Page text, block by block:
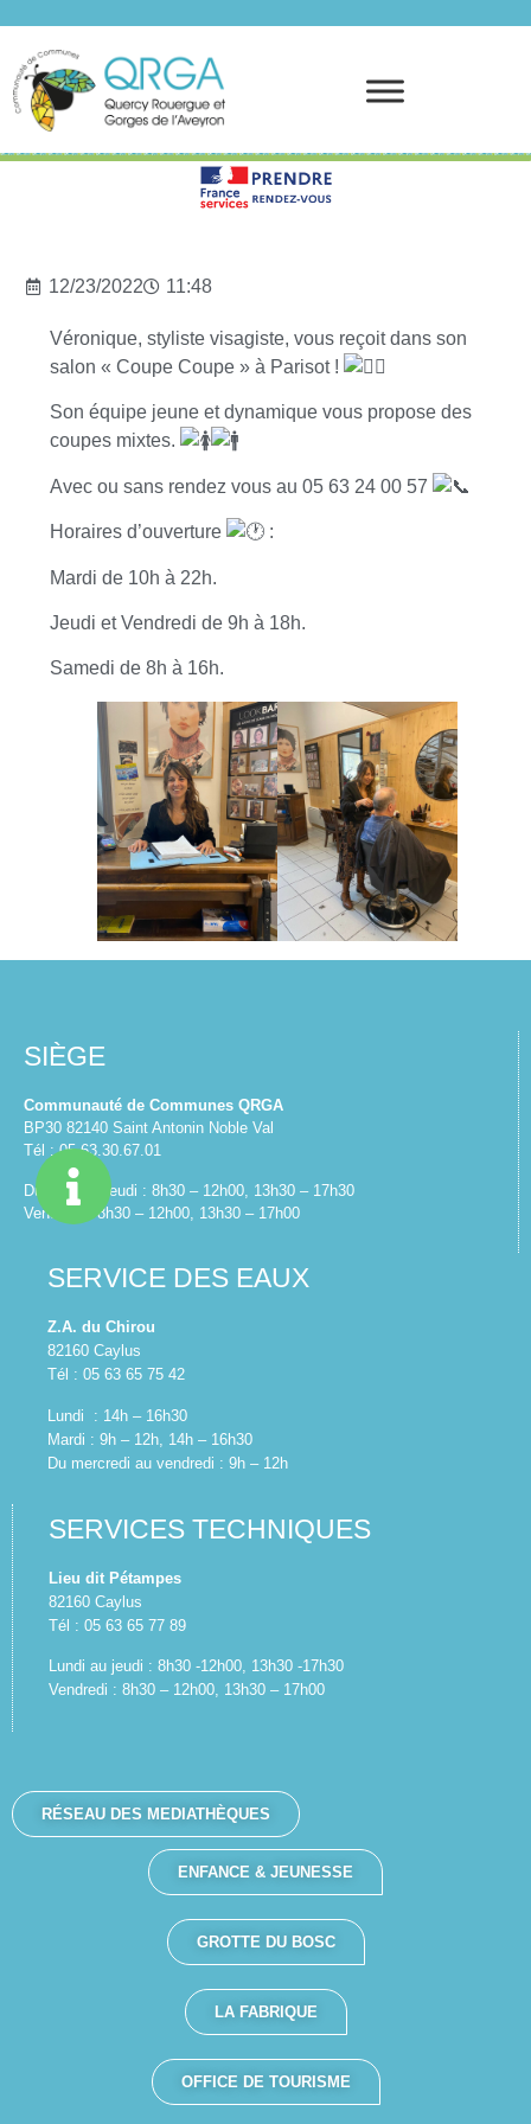
12/23/2022 11:48
Véronique, styliste visagiste, vous reçoit dans son
salon « Coupe Coupe » à Parisot !
Son équipe jeune et dynamique vous propose des
coupes mixtes.
Avecou sans rendez vous au 05 63 24 00 57
Horaires d’ouverture :
Mardi de 10h à 22h.
Jeudi et Vendredi de 9h à 18h.
Samedi de 8h à 16h.
SIÈGE
Communauté de Communes QRGA
BP30 82140 Saint Antonin Noble Val
Tél : 05.63.30.67.01
Du lundi au jeudi : 8h30 – 12h00, 13h30 – 17h30
Vendredi : 8h30 – 12h00, 13h30 – 17h00
SERVICE DES EAUX
Z.A. du Chirou
82160 Caylus
Tél : 05 63 65 75 42
Lundi : 14h – 16h30
Mardi : 9h – 12h, 14h – 16h30
Du mercredi au vendredi : 9h – 12h
SERVICES TECHNIQUES
Lieu dit Pétampes
82160 Caylus
Tél : 05 63 65 77 89
Lundi au jeudi : 8h30 -12h00, 13h30 -17h30
Vendredi : 8h30 – 12h00, 13h30 – 17h00
RÉSEAU DES MEDIATHÈQUES
ENFANCE & JEUNESSE
GROTTE DU BOSC
LA FABRIQUE
OFFICE DE TOURISME